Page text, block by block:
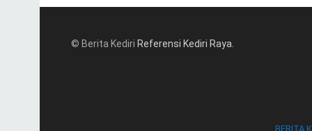
© Berita Kediri Referensi Kediri Raya.
BERITA